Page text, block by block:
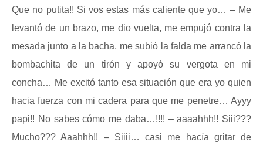
Que no putita!! Si vos estas más caliente que yo… – Me
levantó de un brazo, me dio vuelta, me empujó contra la
mesada junto a la bacha, me subió la falda me arrancó la
bombachita de un tirón y apoyó su vergota en mi
concha… Me excitó tanto esa situación que era yo quien
hacia fuerza con mi cadera para que me penetre… Ayyy
papi!! No sabes cómo me daba…!!!! – aaaahhh!! Siii???
Mucho??? Aaahhh!! – Siiii… casi me hacía gritar de